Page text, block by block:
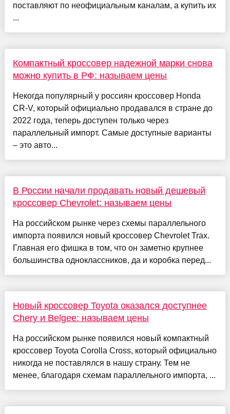
поставляют по неофициальным каналам, а купить их
...
Компактный кроссовер надежной марки снова
можно купить в РФ: называем цены
Некогда популярный у россиян кроссовер Honda
CR-V, который официально продавался в стране до
2022 года, теперь доступен только через
параллельный импорт. Самые доступные варианты
– это авто...
В России начали продавать новый дешевый
кроссовер Chevrolet: называем цены
На российском рынке через схемы параллельного
импорта появился новый кроссовер Chevrolet Trax.
Главная его фишка в том, что он заметно крупнее
большинства одноклассников, да и коробка перед...
Новый кроссовер Toyota оказался доступнее
Chery и Belgee: называем цены
На российском рынке появился новый компактный
кроссовер Toyota Corolla Cross, который официально
никогда не поставлялся в нашу страну. Тем не
менее, благодаря схемам параллельного импорта, ...